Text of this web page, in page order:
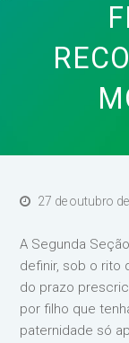
27 de outubro
A Segunda
definir, sob o rito
do prazo
por filho que
paternidade só